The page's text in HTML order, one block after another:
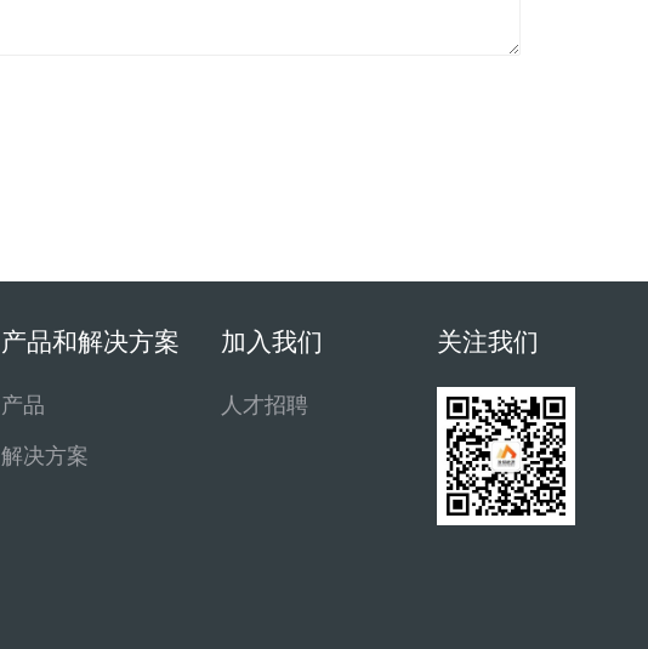
产品和解决方案
产品
解决方案
加入我们
人才招聘
关注我们